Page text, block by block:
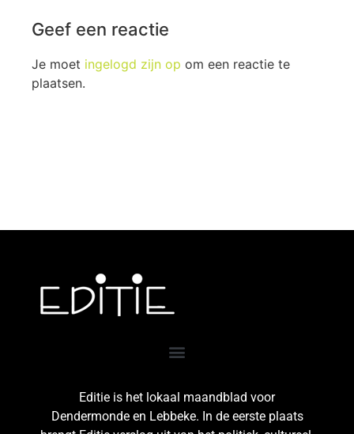
Geef een reactie
Je moet ingelogd zijn op om een reactie te
plaatsen.
Editie is het lokaal maandblad voor
Dendermonde en Lebbeke. In de eerste plaats